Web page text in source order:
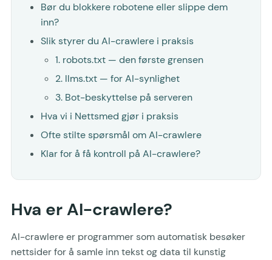
Bør du blokkere robotene eller slippe dem
inn?
Slik styrer du AI-crawlere i praksis
1. robots.txt — den første grensen
2. llms.txt — for AI-synlighet
3. Bot-beskyttelse på serveren
Hva vi i Nettsmed gjør i praksis
Ofte stilte spørsmål om AI-crawlere
Klar for å få kontroll på AI-crawlere?
Hva er AI-crawlere?
AI-crawlere er programmer som automatisk besøker
nettsider for å samle inn tekst og data til kunstig